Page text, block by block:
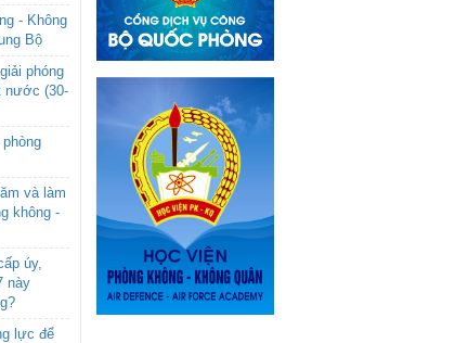
- Không
Bộ
phóng
nước (30-
và làm
không -
úy,
này
lực để